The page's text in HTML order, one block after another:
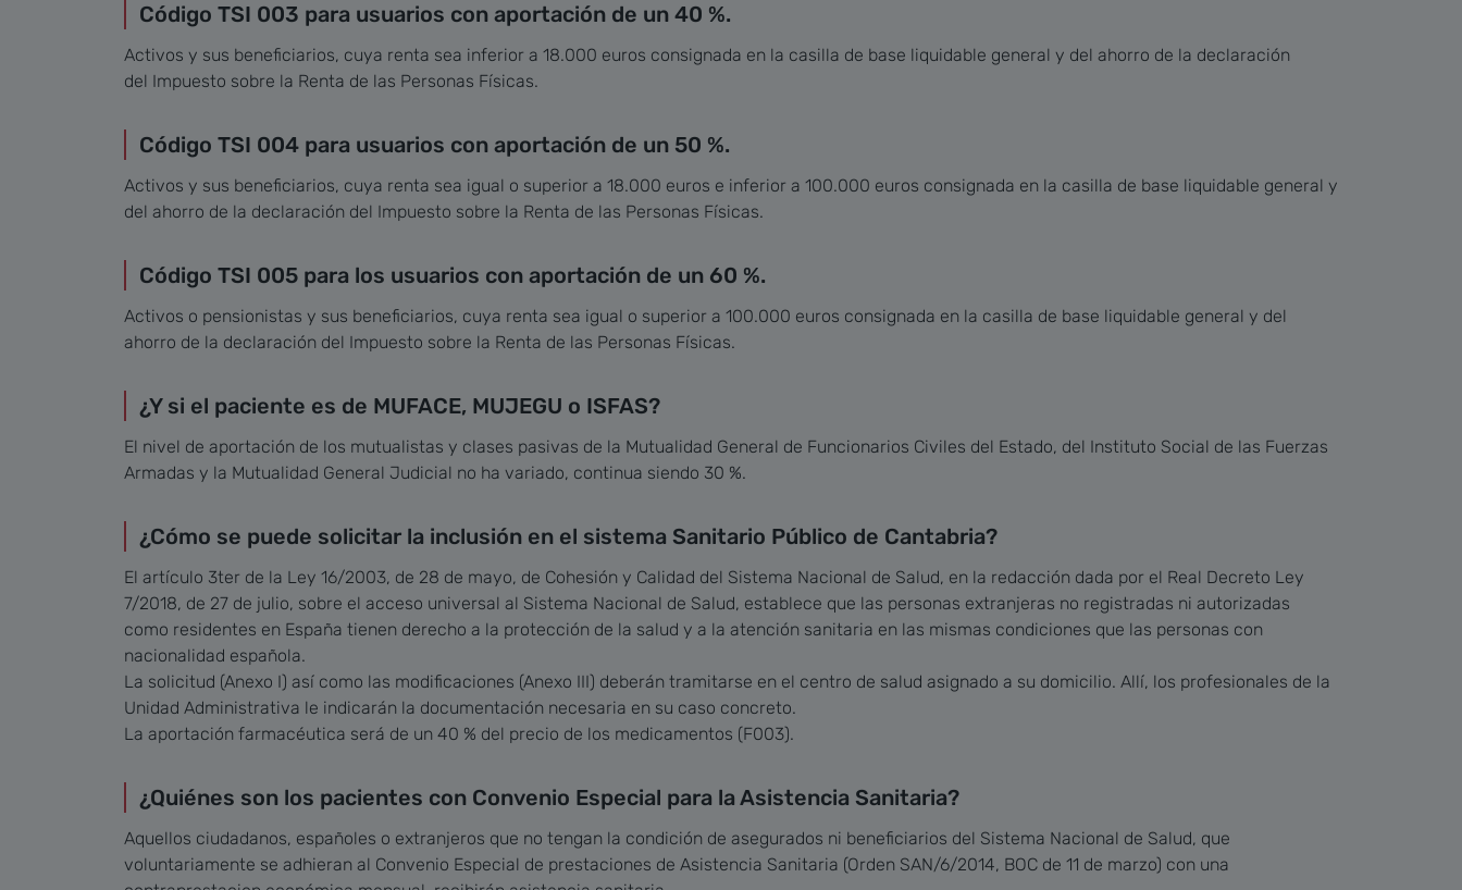
Código TSI 003 para usuarios con aportación de un 40 %.
Activos y sus beneficiarios, cuya renta sea inferior a 18.000 euros consignada en la casilla de base liquidable general y del ahorro de la declaración
del Impuesto sobre la Renta de las Personas Físicas.
Código TSI 004 para usuarios con aportación de un 50 %.
Activos y sus beneficiarios, cuya renta sea igual o superior a 18.000 euros e inferior a 100.000 euros consignada en la casilla de base liquidable general y
del ahorro de la declaración del Impuesto sobre la Renta de las Personas Físicas.
Código TSI 005 para los usuarios con aportación de un 60 %.
Activos o pensionistas y sus beneficiarios, cuya renta sea igual o superior a 100.000 euros consignada en la casilla de base liquidable general y del
ahorro de la declaración del Impuesto sobre la Renta de las Personas Físicas.
¿Y si el paciente es de MUFACE, MUJEGU o ISFAS?
El nivel de aportación de los mutualistas y clases pasivas de la Mutualidad General de Funcionarios Civiles del Estado, del Instituto Social de las Fuerzas
Armadas y la Mutualidad General Judicial no ha variado, continua siendo 30 %.
¿Cómo se puede solicitar la inclusión en el sistema Sanitario Público de Cantabria?
El artículo 3ter de la Ley 16/2003, de 28 de mayo, de Cohesión y Calidad del Sistema Nacional de Salud, en la redacción dada por el Real Decreto Ley
7/2018, de 27 de julio, sobre el acceso universal al Sistema Nacional de Salud, establece que las personas extranjeras no registradas ni autorizadas
como residentes en España tienen derecho a la protección de la salud y a la atención sanitaria en las mismas condiciones que las personas con
nacionalidad española.
La solicitud (Anexo I) así como las modificaciones (Anexo III) deberán tramitarse en el centro de salud asignado a su domicilio. Allí, los profesionales de la
Unidad Administrativa le indicarán la documentación necesaria en su caso concreto.
La aportación farmacéutica será de un 40 % del precio de los medicamentos (F003).
¿Quiénes son los pacientes con Convenio Especial para la Asistencia Sanitaria?
Aquellos ciudadanos, españoles o extranjeros que no tengan la condición de asegurados ni beneficiarios del Sistema Nacional de Salud, que
voluntariamente se adhieran al Convenio Especial de prestaciones de Asistencia Sanitaria (Orden SAN/6/2014, BOC de 11 de marzo) con una